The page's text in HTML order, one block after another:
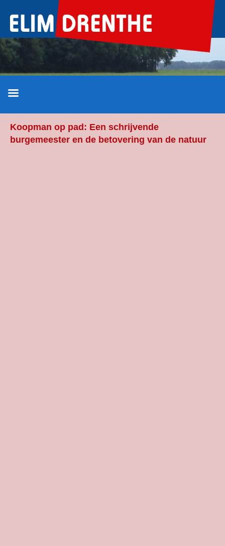
naar
inhoud
Koopman op pad: Een schrijvende
burgemeester en de betovering van de natuur